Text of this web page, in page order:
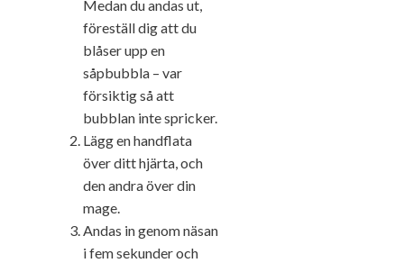
Medan du andas ut,
föreställ dig att du
blåser upp en
såpbubbla – var
försiktig så att
bubblan inte spricker.
Lägg en handflata
över ditt hjärta, och
den andra över din
mage.
Andas in genom näsan
i fem sekunder och